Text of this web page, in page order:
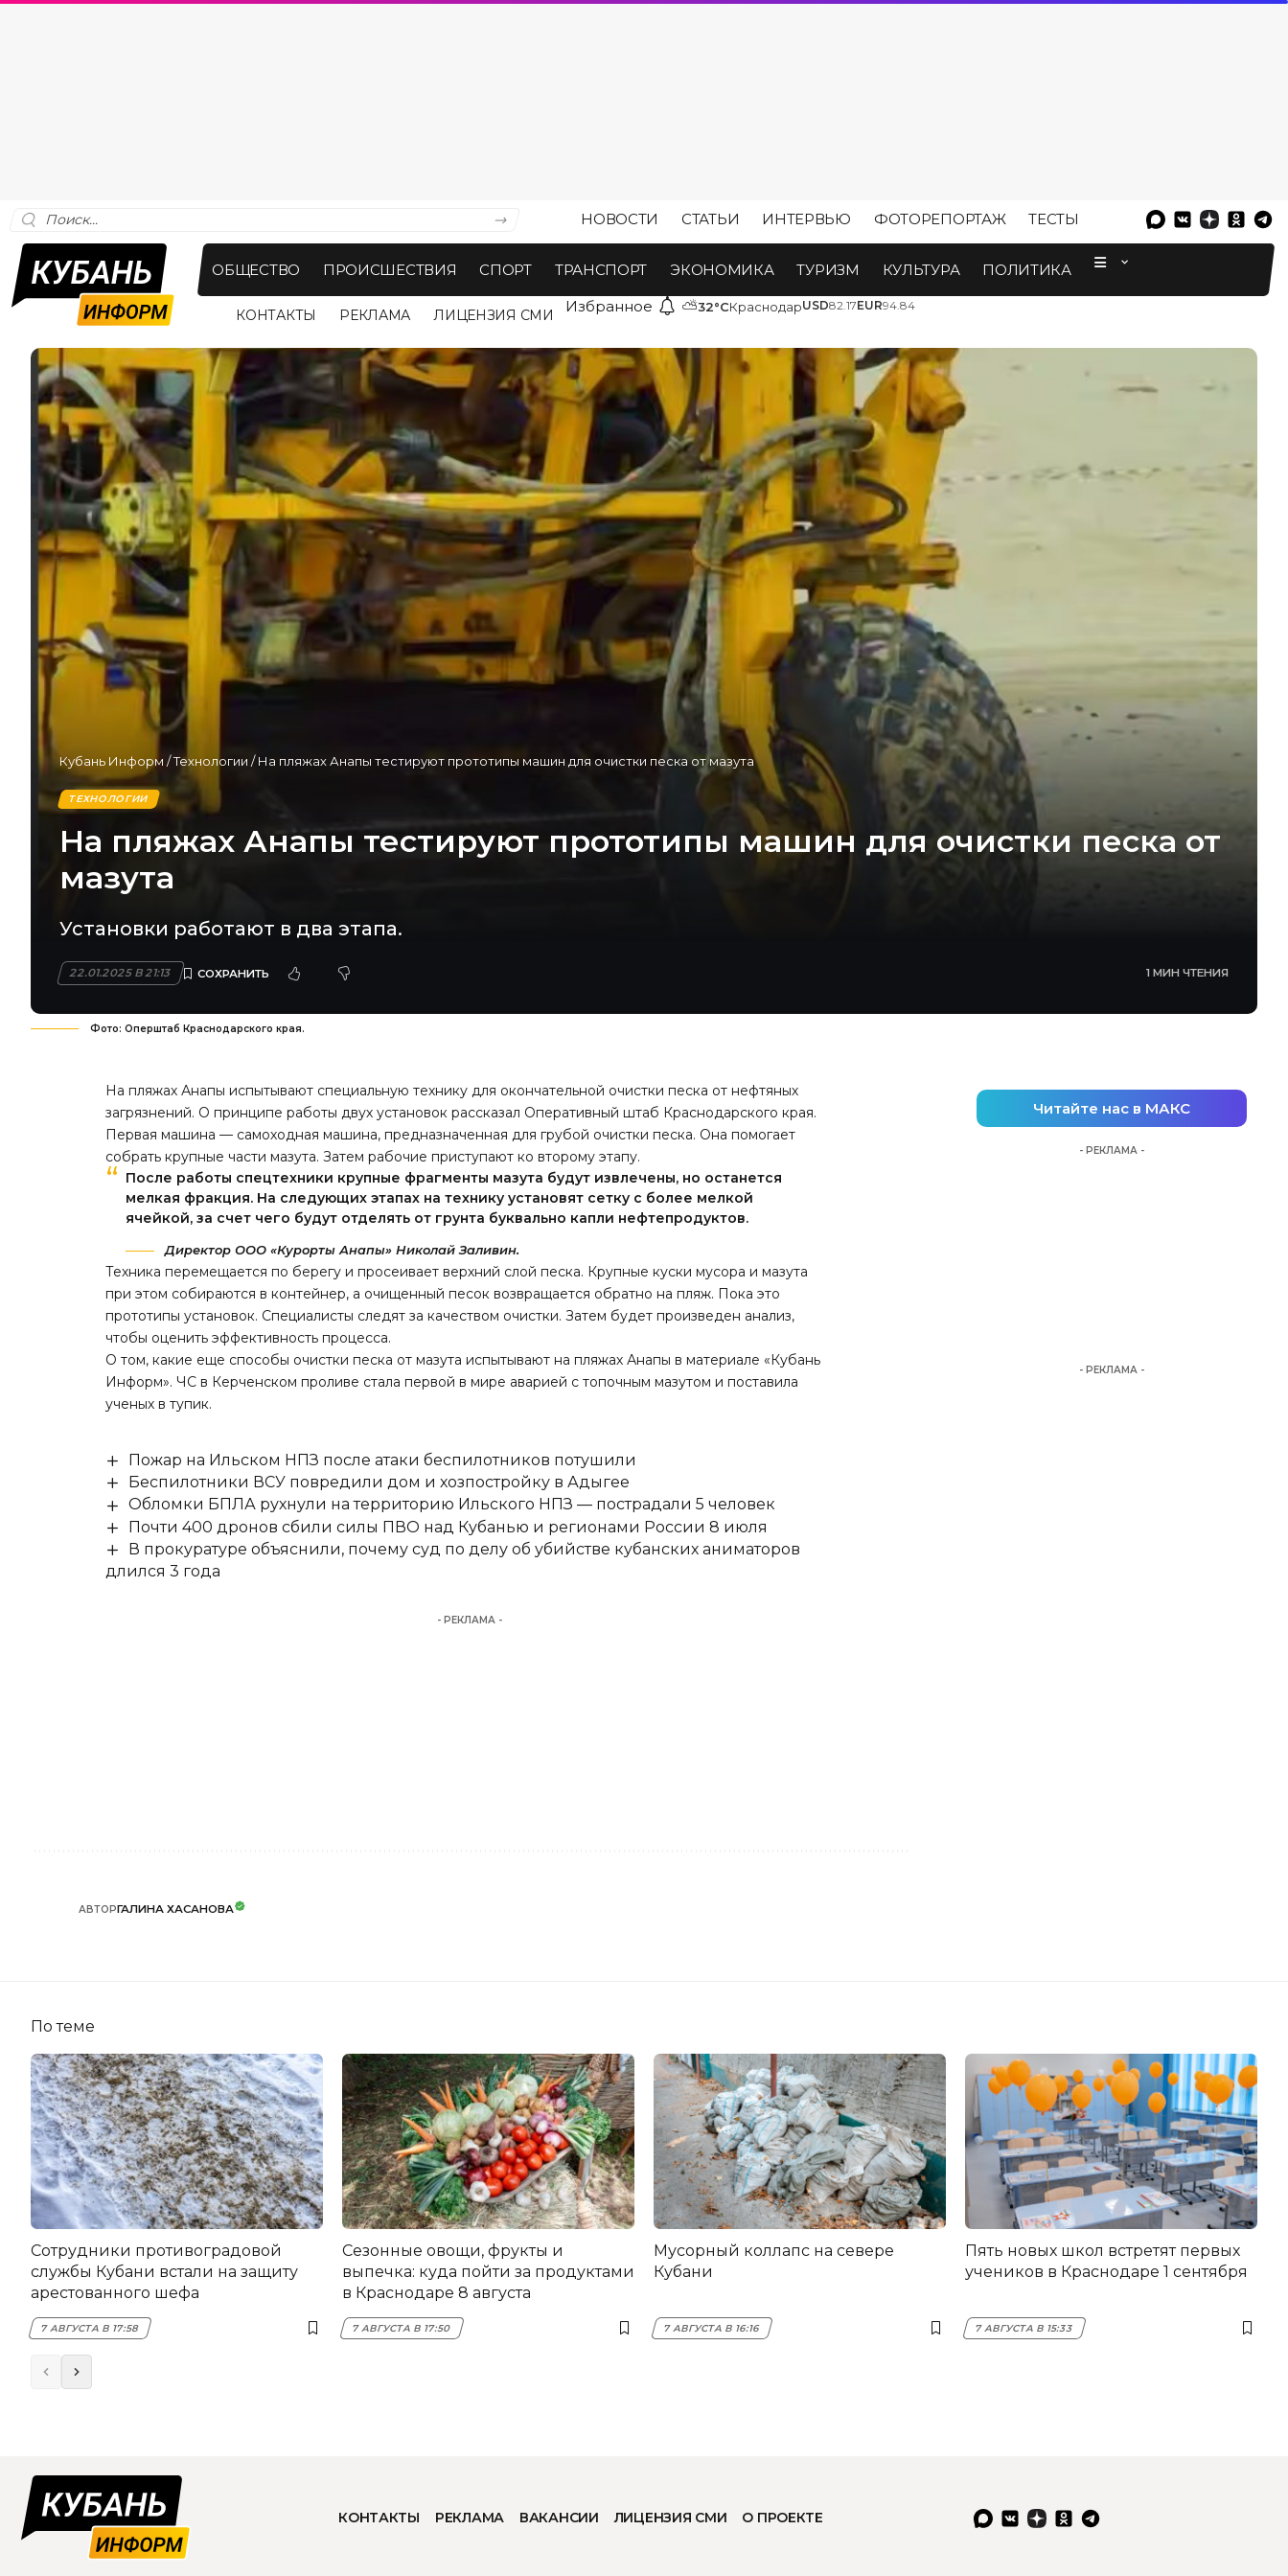
НОВОСТИ СТАТЬИ ИНТЕРВЬЮ ФОТОРЕПОРТАЖ ТЕСТЫ
ОБЩЕСТВО ПРОИСШЕСТВИЯ СПОРТ ТРАНСПОРТ ЭКОНОМИКА ТУРИЗМ КУЛЬТУРА ПОЛИТИКА
КОНТАКТЫ РЕКЛАМА ЛИЦЕНЗИЯ СМИ Избранное ⛅32°CКраснодарUSD82.17EUR94.84
Кубань Информ /Технологии /На пляжах Анапы тестируют прототипы машин для очистки песка от мазута
ТЕХНОЛОГИИ
На пляжах Анапы тестируют прототипы машин для очистки песка от
мазута
Установки работают в два этапа.
22.01.2025 В 21:13 1 МИН ЧТЕНИЯ
Фото: Оперштаб Краснодарского края.
На пляжах Анапы испытывают специальную технику для окончательной очистки песка от нефтяных
загрязнений. О принципе работы двух установок рассказал Оперативный штаб Краснодарского края.
Первая машина — самоходная машина, предназначенная для грубой очистки песка. Она помогает
собрать крупные части мазута. Затем рабочие приступают ко второму этапу.
После работы спецтехники крупные фрагменты мазута будут извлечены, но останется
мелкая фракция. На следующих этапах на технику установят сетку с более мелкой
ячейкой, за счет чего будут отделять от грунта буквально капли нефтепродуктов.
Директор ООО «Курорты Анапы» Николай Заливин.
Техника перемещается по берегу и просеивает верхний слой песка. Крупные куски мусора и мазута
при этом собираются в контейнер, а очищенный песок возвращается обратно на пляж. Пока это
прототипы установок. Специалисты следят за качеством очистки. Затем будет произведен анализ,
чтобы оценить эффективность процесса.
О том, какие еще способы очистки песка от мазута испытывают на пляжах Анапы в материале «Кубань
Информ». ЧС в Керченском проливе стала первой в мире аварией с топочным мазутом и поставила
ученых в тупик.
Пожар на Ильском НПЗ после атаки беспилотников потушили
Беспилотники ВСУ повредили дом и хозпостройку в Адыгее
Обломки БПЛА рухнули на территорию Ильского НПЗ — пострадали 5 человек
Почти 400 дронов сбили силы ПВО над Кубанью и регионами России 8 июля
В прокуратуре объяснили, почему суд по делу об убийстве кубанских аниматоров
длился 3 года
- РЕКЛАМА -
АВТОРГАЛИНА ХАСАНОВА
Читайте нас в МАКС
- РЕКЛАМА -
- РЕКЛАМА -
По теме
Сотрудники противоградовой
службы Кубани встали на защиту
арестованного шефа
7 АВГУСТА В 17:58
Сезонные овощи, фрукты и
выпечка: куда пойти за продуктами
в Краснодаре 8 августа
7 АВГУСТА В 17:50
Мусорный коллапс на севере
Кубани
7 АВГУСТА В 16:16
Пять новых школ встретят первых
учеников в Краснодаре 1 сентября
7 АВГУСТА В 15:33
КОНТАКТЫ РЕКЛАМА ВАКАНСИИ ЛИЦЕНЗИЯ СМИ О ПРОЕКТЕ